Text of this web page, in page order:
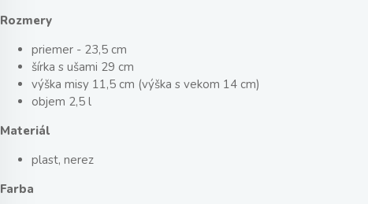
Rozmery
priemer - 23,5 cm
šírka s ušami 29 cm
výška misy 11,5 cm (výška s vekom 14 cm)
objem 2,5 l
Materiál
plast, nerez
Farba